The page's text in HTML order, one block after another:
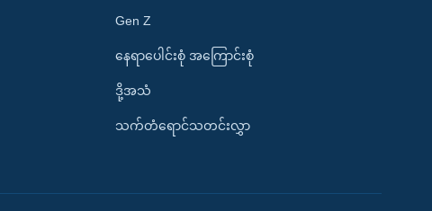
Gen Z
နေရာပေါင်းစုံ အကြောင်းစုံ
ဒို့အသံ
သက်တံရောင်သတင်းလွှာ